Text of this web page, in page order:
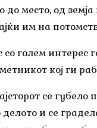
место, од
им на
со голем
кој ги
се
и се